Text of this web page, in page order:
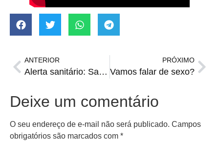
ANTERIOR
Alerta sanitário: Santiago já tem 12 casos de DDA registrados
PRÓXIMO
Vamos falar de sexo?
Deixe um comentário
O seu endereço de e-mail não será publicado. Campos
obrigatórios são marcados com *